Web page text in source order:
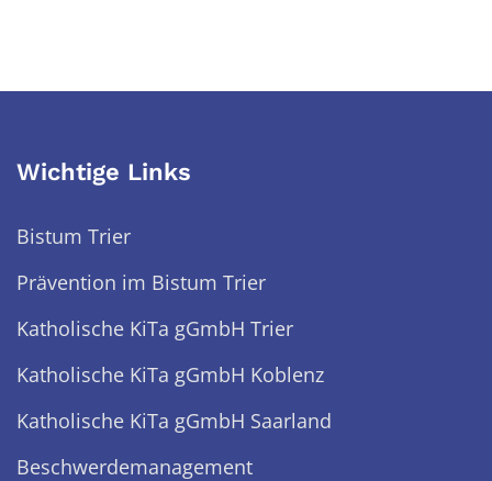
Wichtige Links
Bistum Trier
Prävention im Bistum Trier
Katholische KiTa gGmbH Trier
Katholische KiTa gGmbH Koblenz
Katholische KiTa gGmbH Saarland
Beschwerdemanagement